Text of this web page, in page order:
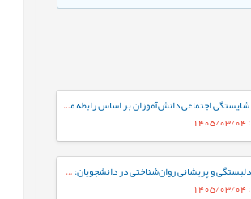
پیش‌بینی شایستگی اجتماعی دانش‌آموزان بر اساس رابطه معلم-دانش‌آموز و احساس تعلق به مدرسه: نقش واسطه‌ای تنظیم رفتاری هیجان
سبک‌های دلبستگی و پریشانی روان‌شناختی در دانشجویان: نقش واسطه‌ای تنظیم هیجان بین فردی